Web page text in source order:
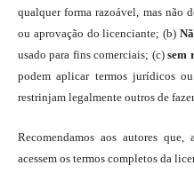
qualquer forma razoável, mas não
ou aprovação do licenciante; (b)
usado para fins comerciais; (c)sem
podem aplicar termos jurídicos
restrinjam legalmente outros de
Recomendamos aos autores que,
acessem os termos completos da